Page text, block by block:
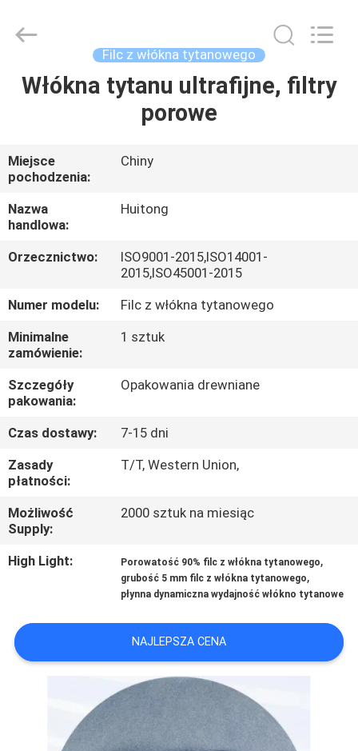
DOM
FILMY
POKAZ
VR
O
NAS
WYCIECZKA
PO
FABRYCE
JAKOŚCI
SKONTAKTUJ
NAMI
POPROSIĆ
Materials
Reserved.
Filc z włókna tytanowego
Włókna tytanu ultrafijne, filtry
porowe
Miejsce
pochodzenia:
Chiny
Nazwa
handlowa:
Huitong
Orzecznictwo:
ISO9001-2015,ISO14001-
2015,ISO45001-2015
Numer modelu:
Filc z włókna tytanowego
Minimalne
zamówienie:
1 sztuk
Szczegóły
pakowania:
Opakowania drewniane
Czas dostawy:
7-15 dni
Zasady
płatności:
T/T, Western Union,
Możliwość
Supply:
2000 sztuk na miesiąc
High Light: Porowatość 90% filc z włókna tytanowego,
grubość 5 mm filc z włókna tytanowego,
płynna dynamiczna wydajność włókno tytanowe
NAJLEPSZA CENA